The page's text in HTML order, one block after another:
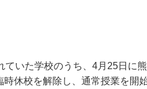
いた学校のうち、4月25日に
休校を解除し、通常授業を開始